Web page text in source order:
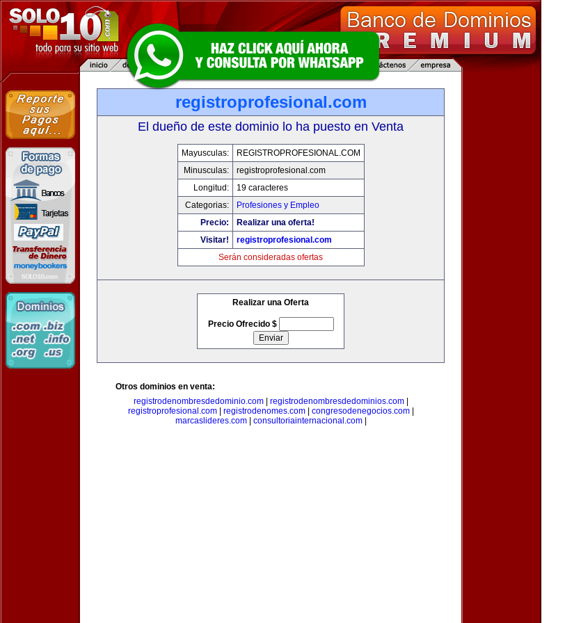
registroprofesional.com
El dueño de este dominio lo ha puesto en Venta
Mayusculas:
REGISTROPROFESIONAL.COM
Minusculas:
registroprofesional.com
Longitud:
19 caracteres
Categorias:
Profesiones y Empleo
Precio:
Realizar una oferta!
Visitar!
registroprofesional.com
Serán consideradas ofertas
Realizar una Oferta
Precio Ofrecido $
Otros dominios en venta:
registrodenombresdedominio.com| registrodenombresdedominios.com|
registroprofesional.com| registrodenomes.com| congresodenegocios.com|
marcaslideres.com| consultoriainternacional.com|